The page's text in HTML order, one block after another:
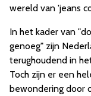
wereld van 'jeans
In het kader van
genoeg" zijn
terughoudend in
Toch zijn er een
bewondering door